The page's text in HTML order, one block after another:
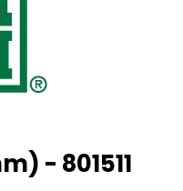
- 801511